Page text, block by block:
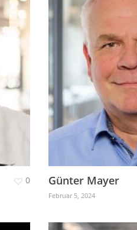
0 Günter Mayer
Februar 5, 2024